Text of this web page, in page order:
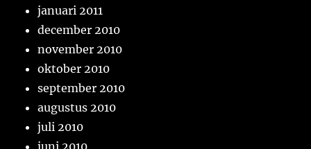
januari 2011
december 2010
november 2010
oktober 2010
september 2010
augustus 2010
juli 2010